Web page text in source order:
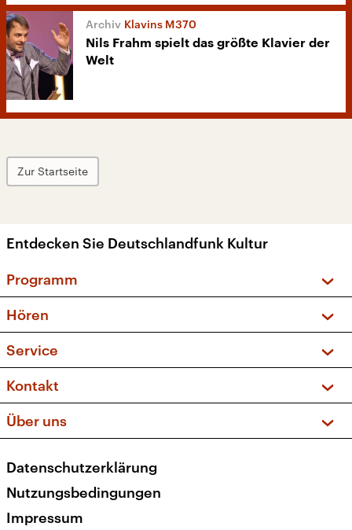
Klavins M370
Nils Frahm spielt das größte Klavier der
Welt
Zur Startseite
Entdecken Sie Deutschlandfunk Kultur
Programm
Sendungen und Podcasts
Musikliste
Kakadu – Das Kinderprogramm
Hören
Frequenzen (UKW + DAB+)
Service
FAQ
Apps
Newsletter
Veranstaltungen
Kontakt
Social Media
Über uns
Presse
Karriere
Transparenz
Datenschutzerklärung
Nutzungsbedingungen
Impressum